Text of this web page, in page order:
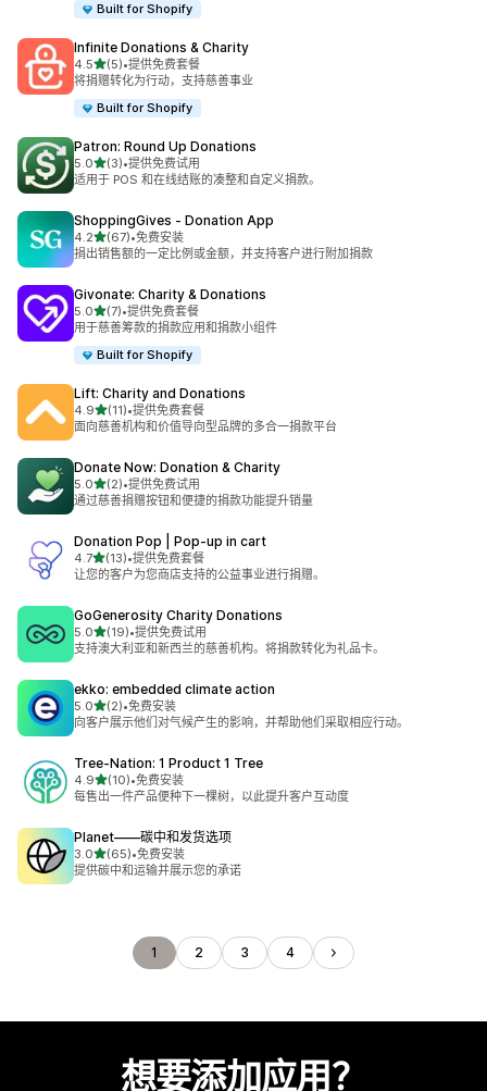
Built for Shopify
Infinite Donations & Charity
4.5星（满分 5 星）
(5)
总共 5 条评论
•提供免费套餐
将捐赠转化为行动，支持慈善事业
Built for Shopify
Patron: Round Up Donations
5.0星（满分 5 星）
(3)
总共 3 条评论
•提供免费试用
适用于 POS 和在线结账的凑整和自定义捐款。
ShoppingGives ‑ Donation App
4.2星（满分 5 星）
(67)
总共 67 条评论
•免费安装
捐出销售额的一定比例或金额，并支持客户进行附加捐款
Givonate: Charity & Donations
5.0星（满分 5 星）
(7)
总共 7 条评论
•提供免费套餐
用于慈善筹款的捐款应用和捐款小组件
Built for Shopify
Lift: Charity and Donations
4.9星（满分 5 星）
(11)
总共 11 条评论
•提供免费套餐
面向慈善机构和价值导向型品牌的多合一捐款平台
Donate Now: Donation & Charity
5.0星（满分 5 星）
(2)
总共 2 条评论
•提供免费试用
通过慈善捐赠按钮和便捷的捐款功能提升销量
Donation Pop | Pop‑up in cart
4.7星（满分 5 星）
(13)
总共 13 条评论
•提供免费套餐
让您的客户为您商店支持的公益事业进行捐赠。
GoGenerosity Charity Donations
5.0星（满分 5 星）
(19)
总共 19 条评论
•提供免费试用
支持澳大利亚和新西兰的慈善机构。将捐款转化为礼品卡。
ekko: embedded climate action
5.0星（满分 5 星）
(2)
总共 2 条评论
•免费安装
向客户展示他们对气候产生的影响，并帮助他们采取相应行动。
Tree‑Nation: 1 Product 1 Tree
4.9星（满分 5 星）
(10)
总共 10 条评论
•免费安装
每售出一件产品便种下一棵树，以此提升客户互动度
Planet——碳中和发货选项
3.0星（满分 5 星）
(65)
总共 65 条评论
•免费安装
提供碳中和运输并展示您的承诺
1 2 3 4
想要添加应用？